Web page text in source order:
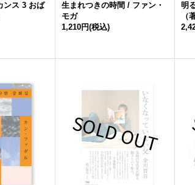
ンス 3 おば
生まれつきの時間 / ファン・
モガ
1,210円(税込)
明
（